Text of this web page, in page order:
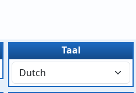
Taal